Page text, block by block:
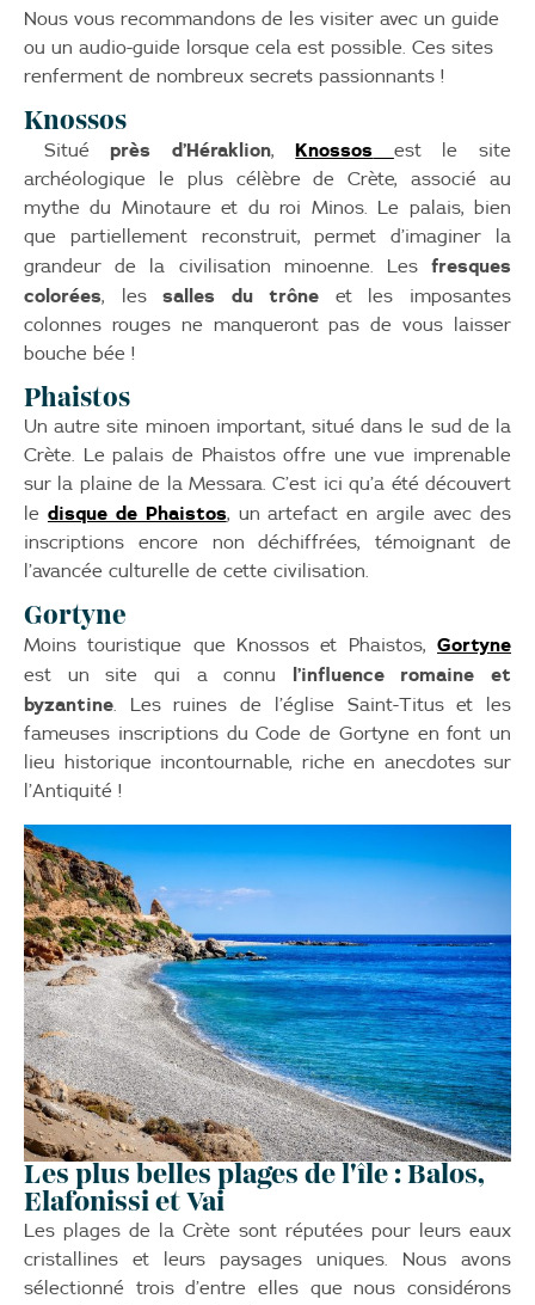
Nous vous recommandons de les visiter avec un guide
ou un audio-guide lorsque cela est possible. Ces sites
renferment de nombreux secrets passionnants !
Knossos
Situé près d’Héraklion, Knossos
est le site
archéologique le plus célèbre de Crète, associé au
mythe du Minotaure et du roi Minos. Le palais, bien
que partiellement reconstruit, permet d’imaginer la
grandeur de la civilisation minoenne. Les fresques
colorées, lessalles du trône et les imposantes
colonnes rouges ne manqueront pas de vous laisser
bouche bée !
Phaistos
Un autre site minoen important, situé dans le sud de la
Crète. Le palais de Phaistos offre une vue imprenable
sur la plaine de la Messara. C’est ici qu’a été découvert
le disque de Phaistos, un artefact en argile avec des
inscriptions encore non déchiffrées, témoignant de
l’avancée culturelle de cette civilisation.
Gortyne
Moins touristique que Knossos et Phaistos, Gortyne
est un site qui a connu l’influence romaine et
byzantine. Les ruines de l’église Saint-Titus et les
fameuses inscriptions du Code de Gortyne en font un
lieu historique incontournable, riche en anecdotes sur
l’Antiquité !
Les plus belles plages de l'île : Balos,
Elafonissi et Vai
Les plages de la Crète sont réputées pour leurs eaux
cristallines et leurs paysages uniques. Nous avons
sélectionné trois d’entre elles que nous considérons